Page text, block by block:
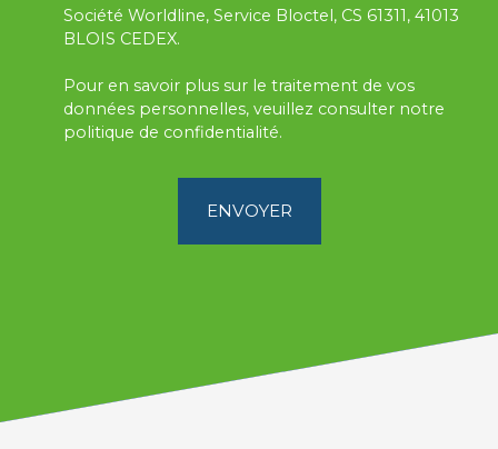
Société Worldline, Service Bloctel, CS 61311, 41013
BLOIS CEDEX.
Pour en savoir plus sur le traitement de vos
données personnelles, veuillez consulter notre
politique de confidentialité.
ENVOYER